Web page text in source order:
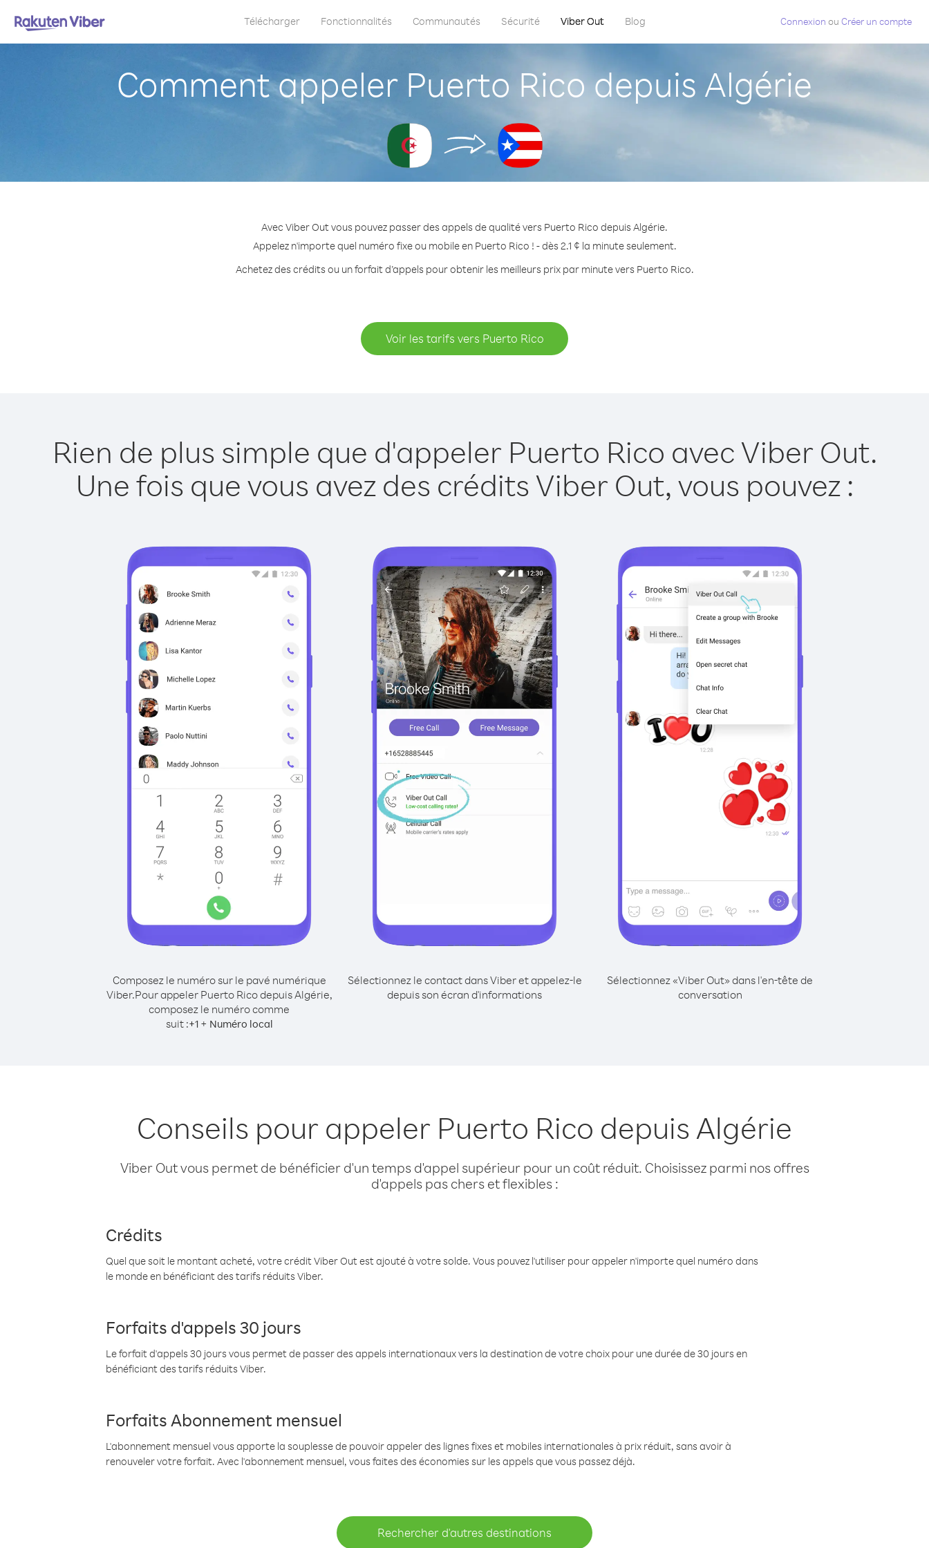
Télécharger Fonctionnalités Communautés Sécurité Viber Out Blog Connexion ou Créer un compte
Comment appeler Puerto Rico depuis Algérie
Avec Viber Out vous pouvez passer des appels de qualité vers Puerto Rico depuis Algérie.
Appelez n'importe quel numéro fixe ou mobile en Puerto Rico ! - dès 2.1 ¢ la minute seulement.
Achetez des crédits ou un forfait d’appels pour obtenir les meilleurs prix par minute vers Puerto Rico.
Voir les tarifs vers Puerto Rico
Rien de plus simple que d'appeler Puerto Rico avec Viber Out.
Une fois que vous avez des crédits Viber Out, vous pouvez :
Composez le numéro sur le pavé numérique
Viber.Pour appeler Puerto Rico depuis Algérie,
composez le numéro comme
suit :+1+ Numéro local
Sélectionnez le contact dans Viber et appelez-le
depuis son écran d'informations
Sélectionnez «Viber Out» dans l'en-tête de
conversation
Conseils pour appeler Puerto Rico depuis Algérie
Viber Out vous permet de bénéficier d'un temps d'appel supérieur pour un coût réduit. Choisissez parmi nos offres
d'appels pas chers et flexibles :
Crédits
Quel que soit le montant acheté, votre crédit Viber Out est ajouté à votre solde. Vous pouvez l'utiliser pour appeler n'importe quel numéro dans
le monde en bénéficiant des tarifs réduits Viber.
Forfaits d'appels 30 jours
Le forfait d'appels 30 jours vous permet de passer des appels internationaux vers la destination de votre choix pour une durée de 30 jours en
bénéficiant des tarifs réduits Viber.
Forfaits Abonnement mensuel
L'abonnement mensuel vous apporte la souplesse de pouvoir appeler des lignes fixes et mobiles internationales à prix réduit, sans avoir à
renouveler votre forfait. Avec l'abonnement mensuel, vous faites des économies sur les appels que vous passez déjà.
Rechercher d'autres destinations